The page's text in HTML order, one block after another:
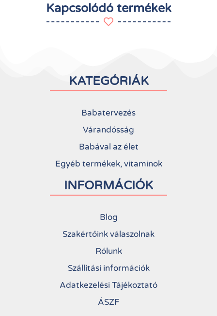
Kapcsolódó termékek
KATEGÓRIÁK
Babatervezés
Várandósság
Babával az élet
Egyéb termékek, vitaminok
INFORMÁCIÓK
Blog
Szakértőink válaszolnak
Rólunk
Szállítási információk
Adatkezelési Tájékoztató
ÁSZF